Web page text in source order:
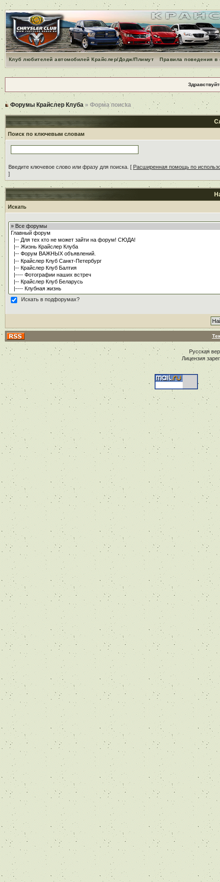
Клуб любителей автомобилей Крайслер/Додж/Плимут Правила поведения
Форумы Крайслер Клуба » Форма поиска
Поиск по ключевым словам
Введите ключевое слово или фразу для поиска. [ Расширенная помощь по
]
Искать
Искать в подфорумах?
Русская
Лицензия